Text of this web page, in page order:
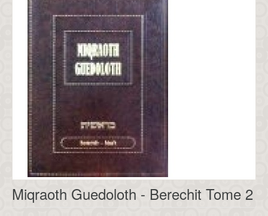
Miqraoth Guedoloth - Berechit Tome 2